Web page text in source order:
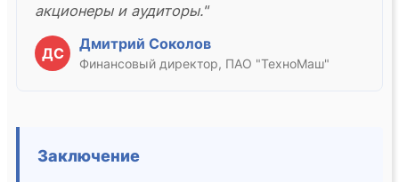
акционеры и аудиторы."
ДС
Дмитрий Соколов
Финансовый директор, ПАО "ТехноМаш"
Заключение